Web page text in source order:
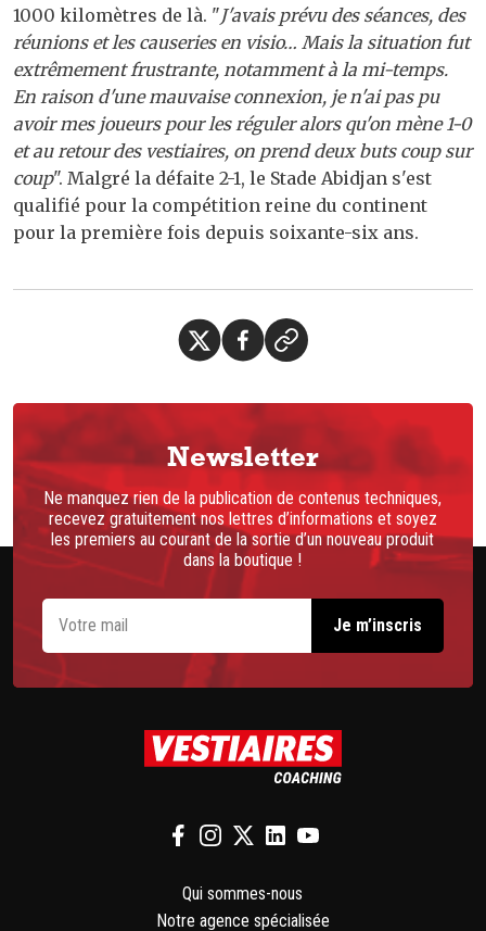
1000 kilomètres de là. "J'avais prévu des séances, des
réunions et les causeries en visio… Mais la situation fut
extrêmement frustrante, notamment à la mi-temps.
En raison d'une mauvaise connexion, je n'ai pas pu
avoir mes joueurs pour les réguler alors qu'on mène 1-0
et au retour des vestiaires, on prend deux buts coup sur
coup". Malgré la défaite 2-1, le Stade Abidjan s'est
qualifié pour la compétition reine du continent
pour la première fois depuis soixante-six ans.
Newsletter
Ne manquez rien de la publication de contenus techniques,
recevez gratuitement nos lettres d’informations et soyez
les premiers au courant de la sortie d’un nouveau produit
dans la boutique !
Qui sommes-nous
Notre agence spécialisée